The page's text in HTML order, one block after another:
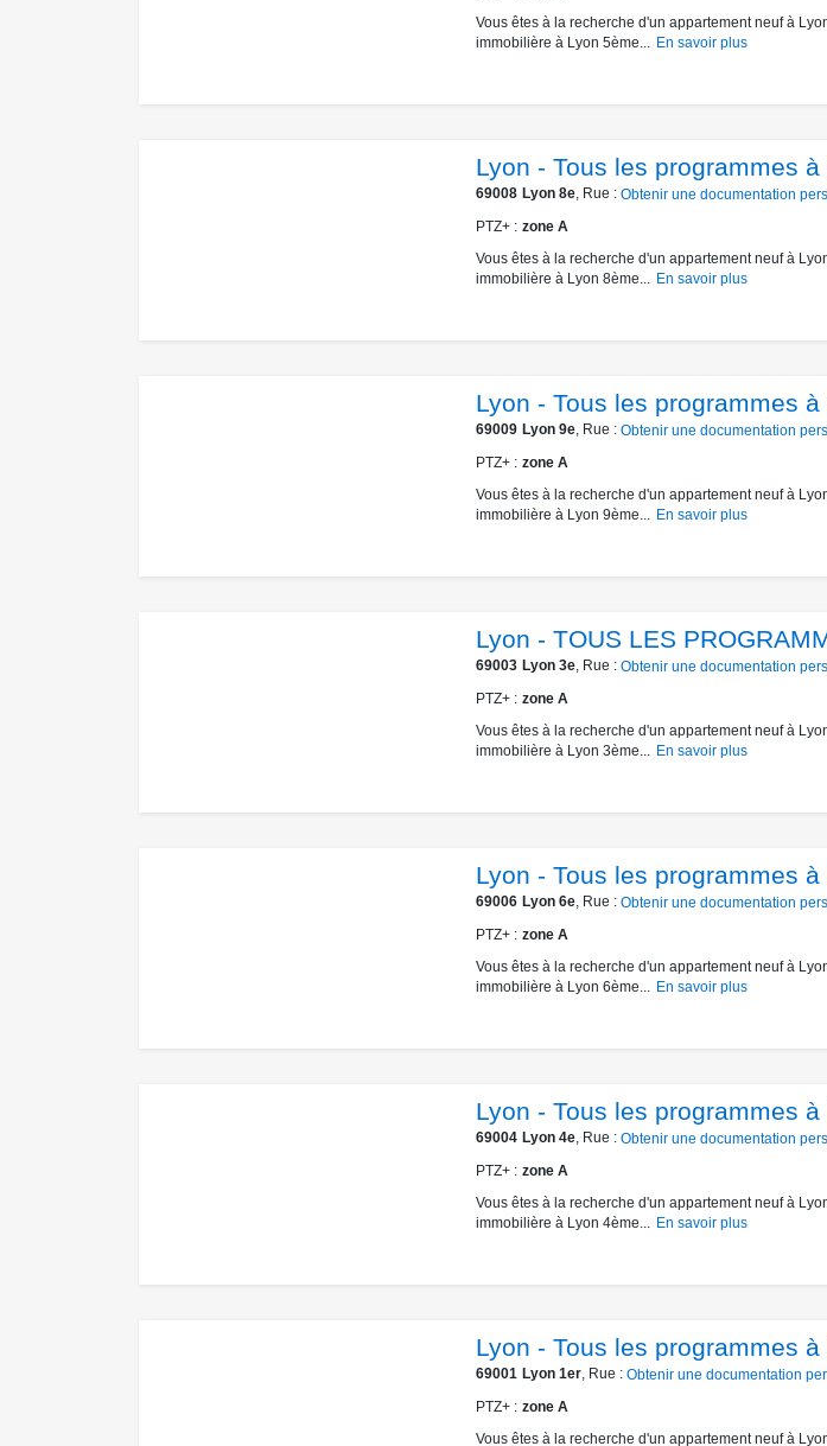
Vous êtes à la recherche d'un appartement neuf à
immobilière à Lyon 5ème...
En savoir plus
Lyon - Tous les programmes
69008 Lyon 8e, Rue : Obtenir une documentation
PTZ+
zone A
Vous êtes à la recherche d'un appartement neuf à
immobilière à Lyon 8ème...
En savoir plus
Lyon - Tous les programmes
69009 Lyon 9e, Rue : Obtenir une documentation
PTZ+
zone A
Vous êtes à la recherche d'un appartement neuf à
immobilière à Lyon 9ème...
En savoir plus
Lyon - TOUS LES
69003 Lyon 3e, Rue : Obtenir une documentation
PTZ+
zone A
Vous êtes à la recherche d'un appartement neuf à
immobilière à Lyon 3ème...
En savoir plus
Lyon - Tous les programmes
69006 Lyon 6e, Rue : Obtenir une documentation
PTZ+
zone A
Vous êtes à la recherche d'un appartement neuf à
immobilière à Lyon 6ème...
En savoir plus
Lyon - Tous les programmes
69004 Lyon 4e, Rue : Obtenir une documentation
PTZ+
zone A
Vous êtes à la recherche d'un appartement neuf à
immobilière à Lyon 4ème...
En savoir plus
Lyon - Tous les programmes à
69001 Lyon 1er, Rue : Obtenir une documentation
PTZ+
zone A
Vous êtes à la recherche d'un appartement neuf à